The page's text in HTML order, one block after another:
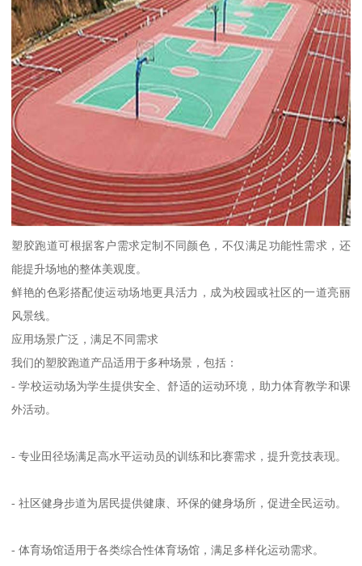
塑胶跑道可根据客户需求定制不同颜色，不仅满足功能性需求，还
能提升场地的整体美观度。
鲜艳的色彩搭配使运动场地更具活力，成为校园或社区的一道亮丽
风景线。
应用场景广泛，满足不同需求
我们的塑胶跑道产品适用于多种场景，包括：
- 学校运动场为学生提供安全、舒适的运动环境，助力体育教学和课
外活动。
- 专业田径场满足高水平运动员的训练和比赛需求，提升竞技表现。
- 社区健身步道为居民提供健康、环保的健身场所，促进全民运动。
- 体育场馆适用于各类综合性体育场馆，满足多样化运动需求。